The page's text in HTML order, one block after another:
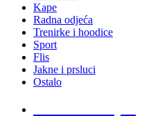
Kape
Radna odjeća
Trenirke i hoodice
Sport
Flis
Jakne i prsluci
Ostalo